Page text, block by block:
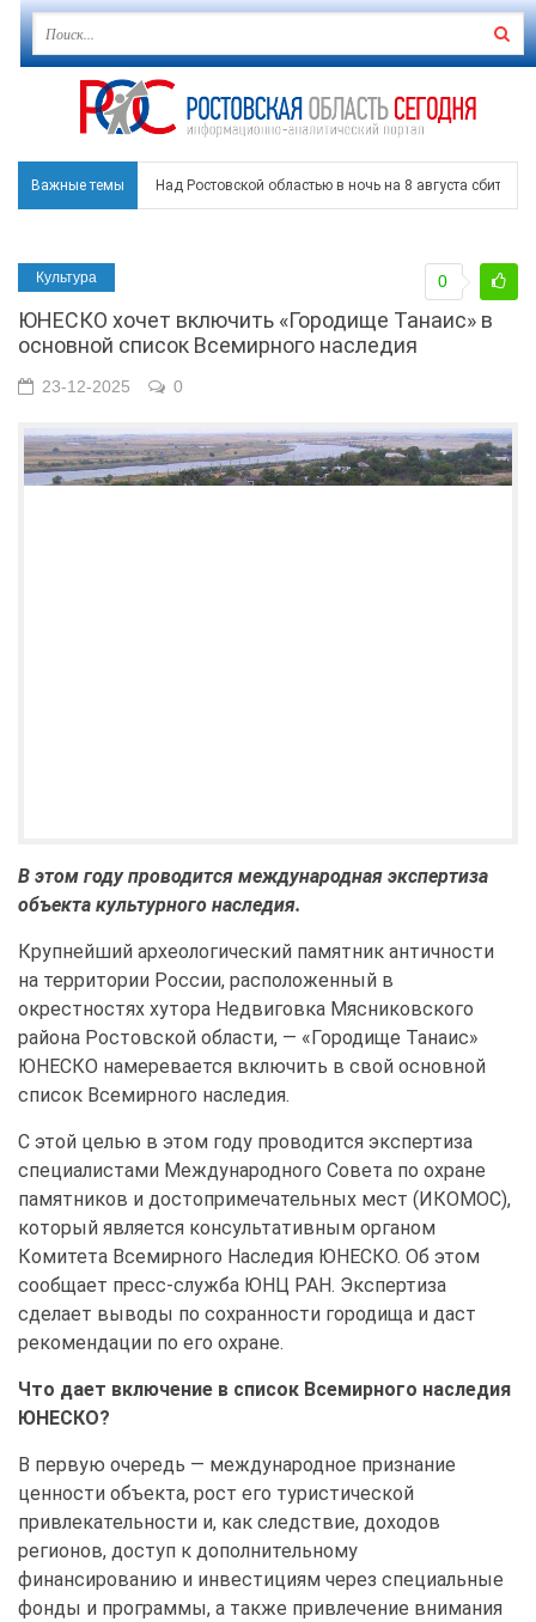
Важные темы Над Ростовской областью в ночь на 8 августа сбито
Режим ЧС регионального характера начал
В Чеховской библиотеке Таганрога открылась
В Ростове задержан подозреваемый в ночном
Культура
ЮНЕСКО хочет включить «Городище Танаис» в
основной список Всемирного наследия
0
23-12-2025 0
В этом году проводится международная экспертиза
объекта культурного наследия.
Крупнейший археологический памятник античности
на территории России, расположенный в
окрестностях хутора Недвиговка Мясниковского
района Ростовской области, — «Городище Танаис»
ЮНЕСКО намеревается включить в свой основной
список Всемирного наследия.
С этой целью в этом году проводится экспертиза
специалистами Международного Совета по охране
памятников и достопримечательных мест (ИКОМОС),
который является консультативным органом
Комитета Всемирного Наследия ЮНЕСКО. Об этом
сообщает пресс-служба ЮНЦ РАН. Экспертиза
сделает выводы по сохранности городища и даст
рекомендации по его охране.
Что дает включение в список Всемирного наследия
ЮНЕСКО?
В первую очередь — международное признание
ценности объекта, рост его туристической
привлекательности и, как следствие, доходов
регионов, доступ к дополнительному
финансированию и инвестициям через специальные
фонды и программы, а также привлечение внимания